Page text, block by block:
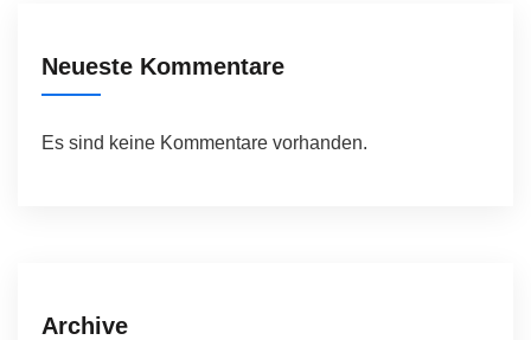
Neueste Kommentare
Es sind keine Kommentare vorhanden.
Archive